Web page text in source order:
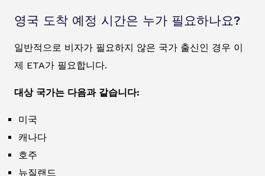
영국 도착 예정 시간은 누가 필요하나요?
일반적으로 비자가 필요하지 않은 국가 출신인 경우 이
제 ETA가 필요합니다.
대상 국가는 다음과 같습니다:
미국
캐나다
호주
뉴질랜드